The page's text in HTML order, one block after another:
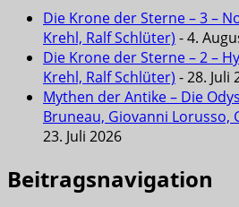
Die Krone der Sterne – 3 –
Krehl, Ralf Schlüter) - 4.
Die Krone der Sterne – 2 –
Krehl, Ralf Schlüter) - 28. Juli
Mythen der Antike – Die
Bruneau, Giovanni Lorusso,
23. Juli 2026
Beitragsnavigation